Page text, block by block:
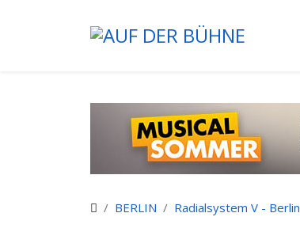
BERLIN Radialsystem V - Berlin